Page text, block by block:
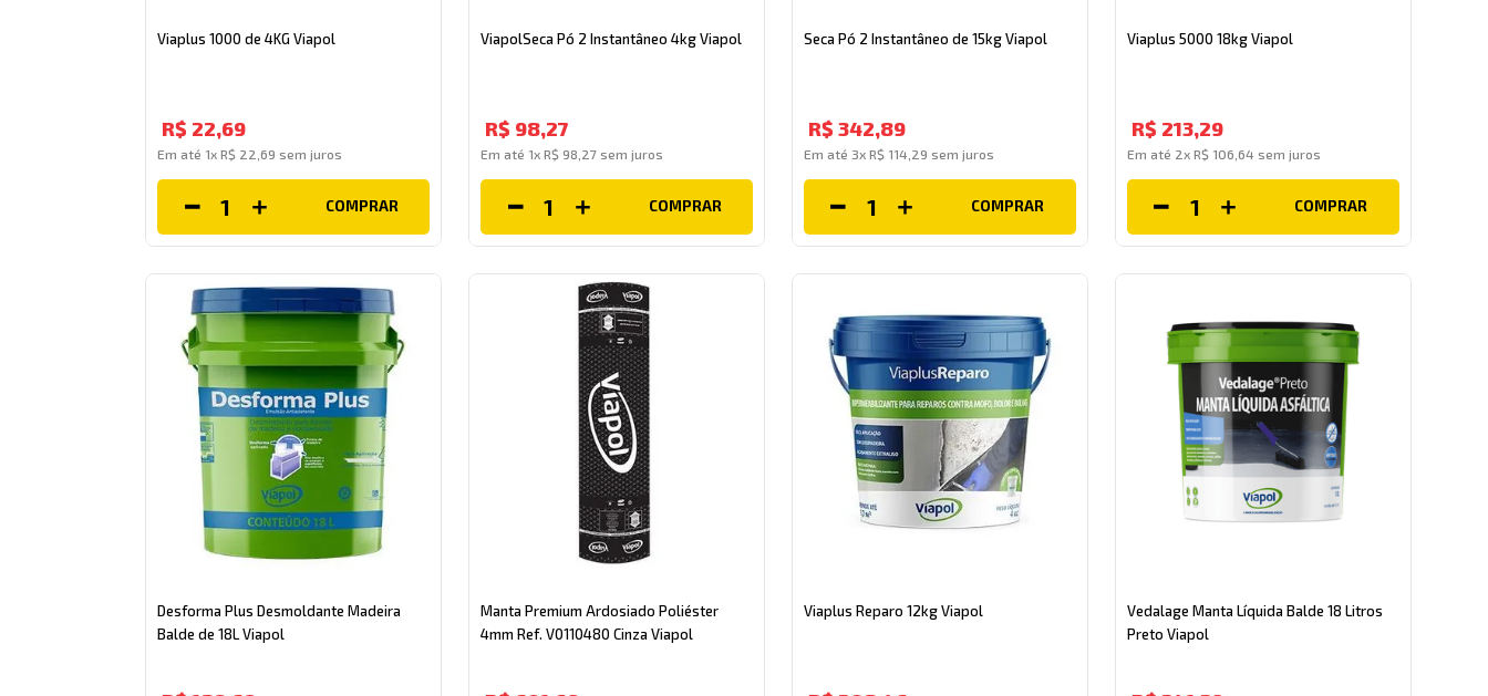
Viaplus 1000 de 4KG Viapol
R$ 22,69
Em até 1xR$ 22 ,69 sem juros
COMPRAR
ViapolSeca Pó 2 Instantâneo 4kg Viapol
R$ 98,27
Em até 1xR$ 98 27 sem juros
COMPRAR
Seca Pó 2 Instantâneo de 15kg Viapol
R$ 342,89
Em até 3x R$ 114 29 sem juros
COMPRAR
Viaplus 5000 18kg Viapol
R$ 213,29
Em até 2x R$ 106 64 sem juros
COMPRAR
Desforma Plus Desmoldante Madeira
Balde de 18L Viapol
Manta Premium Ardosiado Poliéster
4mm Ref. V0110480 Cinza Viapol
Viaplus Reparo 12kg Viapol
Vedalage Manta Líquida Balde 18 Litros
Preto Viapol